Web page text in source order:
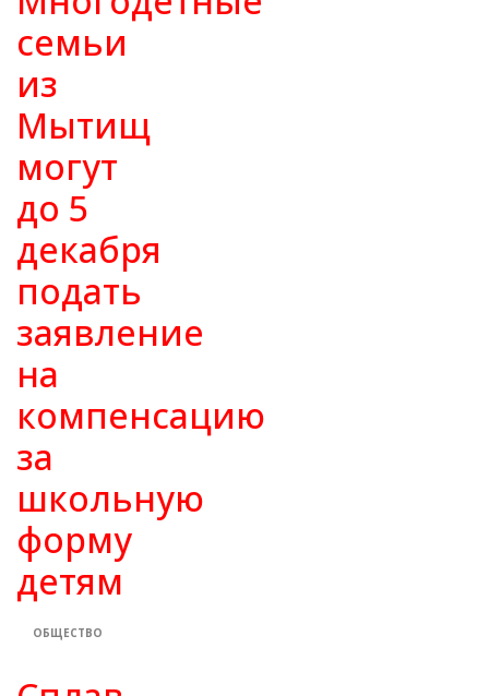
семьи
из
Мытищ
могут
до 5
декабря
подать
заявление
на
компенсацию
за
школьную
форму
детям
ОБЩЕСТВО